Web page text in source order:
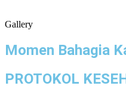
Gallery
Momen Bahagia
PROTOKOL